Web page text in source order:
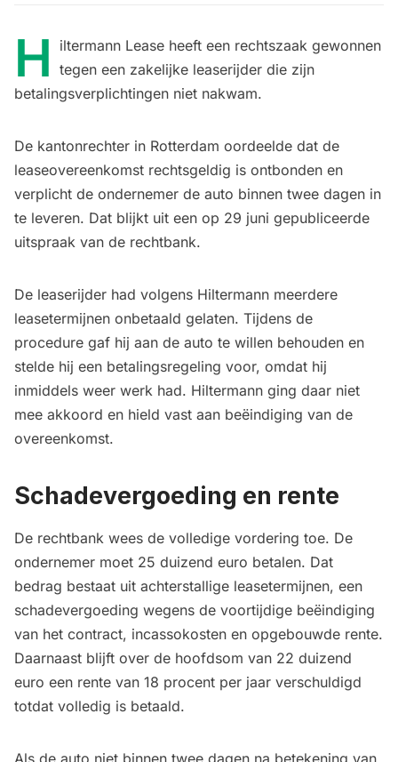
H
iltermann Lease heeft een rechtszaak gewonnen
tegen een zakelijke leaserijder die zijn
betalingsverplichtingen niet nakwam.
De kantonrechter in Rotterdam oordeelde dat de
leaseovereenkomst rechtsgeldig is ontbonden en
verplicht de ondernemer de auto binnen twee dagen in
te leveren. Dat blijkt uit een op 29 juni gepubliceerde
uitspraak van de rechtbank.
De leaserijder had volgens Hiltermann meerdere
leasetermijnen onbetaald gelaten. Tijdens de
procedure gaf hij aan de auto te willen behouden en
stelde hij een betalingsregeling voor, omdat hij
inmiddels weer werk had. Hiltermann ging daar niet
mee akkoord en hield vast aan beëindiging van de
overeenkomst.
Schadevergoeding en rente
De rechtbank wees de volledige vordering toe. De
ondernemer moet 25 duizend euro betalen. Dat
bedrag bestaat uit achterstallige leasetermijnen, een
schadevergoeding wegens de voortijdige beëindiging
van het contract, incassokosten en opgebouwde rente.
Daarnaast blijft over de hoofdsom van 22 duizend
euro een rente van 18 procent per jaar verschuldigd
totdat volledig is betaald.
Als de auto niet binnen twee dagen na betekening van